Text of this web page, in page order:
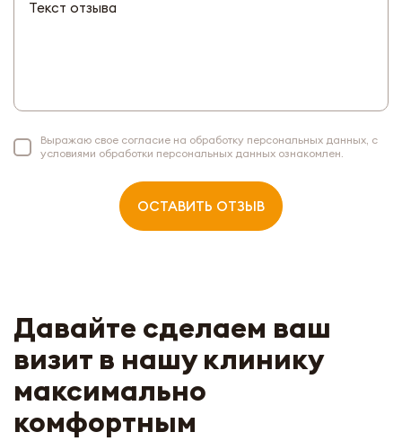
Выражаю свое согласие на обработку персональных данных, с
условиями обработки персональных данных ознакомлен.
ОСТАВИТЬ ОТЗЫВ
Давайте сделаем ваш
визит в нашу клинику
максимально
комфортным